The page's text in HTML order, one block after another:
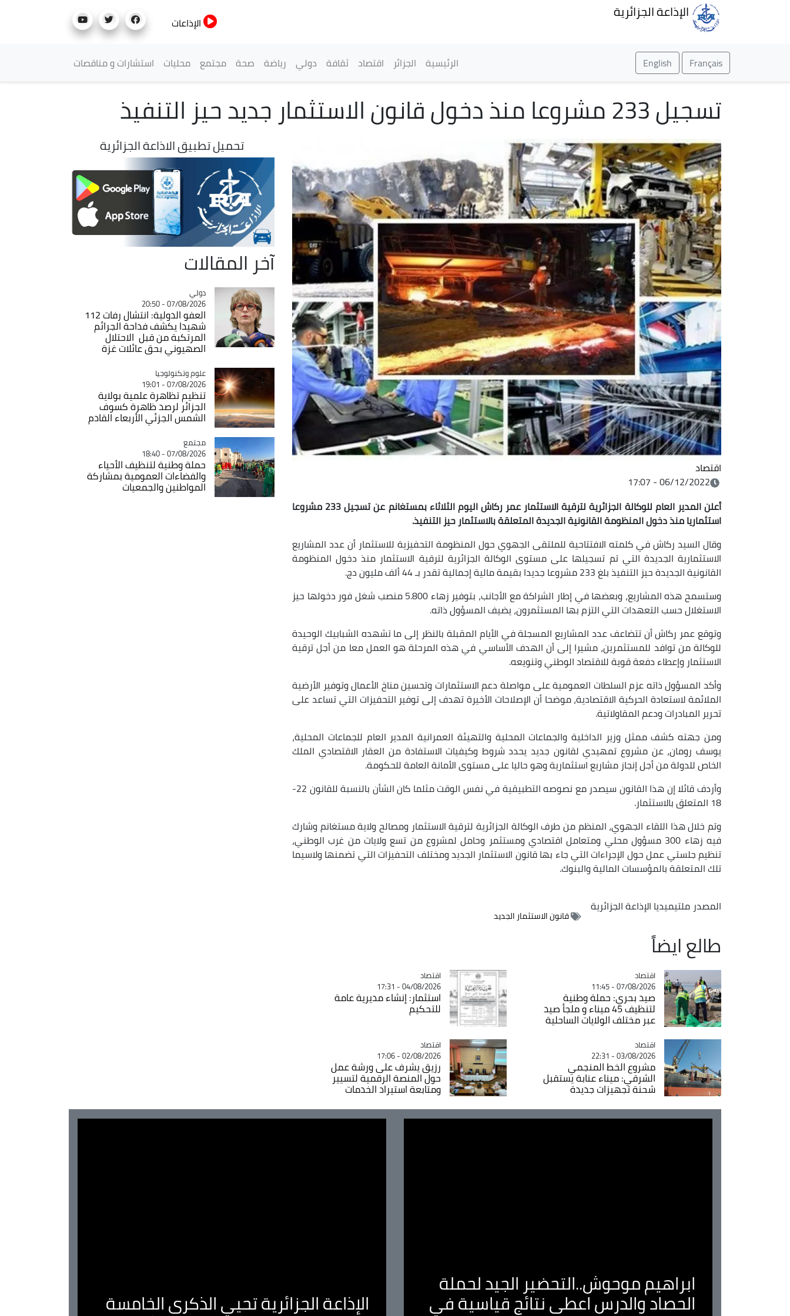
الإذاعة الجزائرية
الإذاعات
Français
English القائمة الرئيسية
الرئيسية الجزائر اقتصاد ثقافة دولي رياضة صحة مجتمع محليات استشارات و مناقصات
تسجيل 233 مشروعا منذ دخول قانون الاستثمار جديد حيز التنفيذ
اقتصاد
06/12/2022 - 17:07
أعلن المدير العام للوكالة الجزائرية لترقية الاستثمار عمر ركاش اليوم الثلاثاء بمستغانم عن تسجيل 233 مشروعا
استثماريا منذ دخول المنظومة القانونية الجديدة المتعلقة بالاستثمار حيز التنفيذ.
وقال السيد ركاش في كلمته الافتتاحية للملتقى الجهوي حول المنظومة التحفيزية للاستثمار أن عدد المشاريع
الاستثمارية الجديدة التي تم تسجيلها على مستوى الوكالة الجزائرية لترقية الاستثمار منذ دخول المنظومة
القانونية الجديدة حيز التنفيذ بلغ 233 مشروعا جديدا بقيمة مالية إجمالية تقدر بـ 44 ألف مليون دج.
وستسمح هذه المشاريع، وبعضها في إطار الشراكة مع الأجانب، بتوفير زهاء 5.800 منصب شغل فور دخولها حيز
الاستغلال حسب التعهدات التي التزم بها المستثمرون، يضيف المسؤول ذاته.
وتوقع عمر ركاش أن تتضاعف عدد المشاريع المسجلة في الأيام المقبلة بالنظر إلى ما تشهده الشبابيك الوحيدة
للوكالة من توافد للمستثمرين، مشيرا إلى أن الهدف الأساسي في هذه المرحلة هو العمل معا من أجل ترقية
الاستثمار وإعطاء دفعة قوية للاقتصاد الوطني وتنويعه.
وأكد المسؤول ذاته عزم السلطات العمومية على مواصلة دعم الاستثمارات وتحسين مناخ الأعمال وتوفير الأرضية
الملائمة لاستعادة الحركية الاقتصادية، موضحا أن الإصلاحات الأخيرة تهدف إلى توفير التحفيزات التي تساعد على
تحرير المبادرات ودعم المقاولاتية.
ومن جهته كشف ممثل وزير الداخلية والجماعات المحلية والتهيئة العمرانية المدير العام للجماعات المحلية،
يوسف رومان، عن مشروع تمهيدي لقانون جديد يحدد شروط وكيفيات الاستفادة من العقار الاقتصادي الملك
الخاص للدولة من أجل إنجاز مشاريع استثمارية وهو حاليا على مستوى الأمانة العامة للحكومة.
وأردف قائلا إن هذا القانون سيصدر مع نصوصه التطبيقية في نفس الوقت مثلما كان الشأن بالنسبة للقانون 22-
18 المتعلق بالاستثمار.
وتم خلال هذا اللقاء الجهوي، المنظم من طرف الوكالة الجزائرية لترقية الاستثمار ومصالح ولاية مستغانم وشارك
فيه زهاء 300 مسؤول محلي ومتعامل اقتصادي ومستثمر وحامل لمشروع من تسع ولايات من غرب الوطني،
تنظيم جلستي عمل حول الإجراءات التي جاء بها قانون الاستثمار الجديد ومختلف التحفيزات التي تضمنها ولاسيما
تلك المتعلقة بالمؤسسات المالية والبنوك.
المصدر ملتيميديا الإذاعة الجزائرية
قانون الاستثمار الجديد
طالع ايضاً
Catégorie
اقتصاد
07/08/2026 - 11:45
صيد بحري: حملة وطنية
لتنظيف 45 ميناء و ملجأ صيد
عبر مختلف الولايات الساحلية
Catégorie
اقتصاد
04/08/2026 - 17:31
استثمار: إنشاء مديرية عامة
للتحكيم
Catégorie
اقتصاد
03/08/2026 - 22:31
مشروع الخط المنجمي
الشرقي: ميناء عنابة يستقبل
شحنة تجهيزات جديدة
Catégorie
اقتصاد
02/08/2026 - 17:06
رزيق يشرف على ورشة عمل
حول المنصة الرقمية لتسيير
ومتابعة استيراد الخدمات
تحميل تطبيق الاذاعة الجزائرية
آخر المقالات
Catégorie
دولي
07/08/2026 - 20:50
العفو الدولية: انتشال رفات 112
شهيدا يكشف فداحة الجرائم
المرتكبة من قبل الاحتلال
الصهيوني بحق عائلات غزة
Catégorie
علوم وتكنولوجيا
07/08/2026 - 19:01
تنظيم تظاهرة علمية بولاية
الجزائر لرصد ظاهرة كسوف
الشمس الجزئي الأربعاء القادم
Catégorie
مجتمع
07/08/2026 - 18:40
حملة وطنية لتنظيف الأحياء
والفضاءات العمومية بمشاركة
المواطنين والجمعيات
ابراهيم موحوش..التحضير الجيد لحملة
الحصاد والدرس اعطى نتائج قياسية في الإذاعة الجزائرية تحيي الذكرى الخامسة